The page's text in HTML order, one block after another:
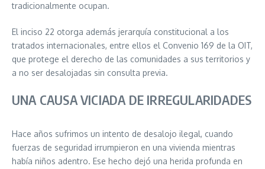
tradicionalmente ocupan.
El inciso 22 otorga además jerarquía constitucional a los
tratados internacionales, entre ellos el Convenio 169 de la OIT,
que protege el derecho de las comunidades a sus territorios y
a no ser desalojadas sin consulta previa.
UNA CAUSA VICIADA DE IRREGULARIDADES
Hace años sufrimos un intento de desalojo ilegal, cuando
fuerzas de seguridad irrumpieron en una vivienda mientras
había niños adentro. Ese hecho dejó una herida profunda en